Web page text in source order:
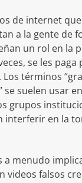
de internet
a la gente de
un rol en la
se les
términos
se suelen usar
grupos
interferir en la
a menudo
videos falsos